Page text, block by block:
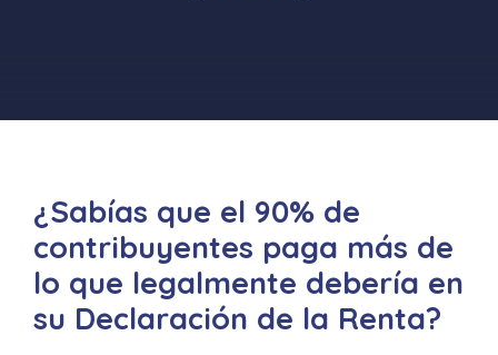
¿Sabías que el 90% de
contribuyentes paga más de
lo que legalmente debería en
su Declaración de la Renta?